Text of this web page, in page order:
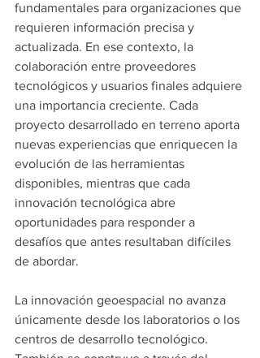
fundamentales para organizaciones que
requieren información precisa y
actualizada. En ese contexto, la
colaboración entre proveedores
tecnológicos y usuarios finales adquiere
una importancia creciente. Cada
proyecto desarrollado en terreno aporta
nuevas experiencias que enriquecen la
evolución de las herramientas
disponibles, mientras que cada
innovación tecnológica abre
oportunidades para responder a
desafíos que antes resultaban difíciles
de abordar.
La innovación geoespacial no avanza
únicamente desde los laboratorios o los
centros de desarrollo tecnológico.